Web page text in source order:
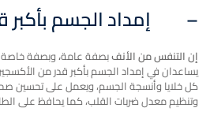
– إمداد الجسم
إن التنفس من الأنفبصفة عامة،وبصفة خاصة
يساعدان في إمداد الجسم بأكبر قدر من
كل خلايا وأنسجة الجسم، ويعمل على تحسين
وتنظيم معدل ضربات القلب، كما يحافظ على